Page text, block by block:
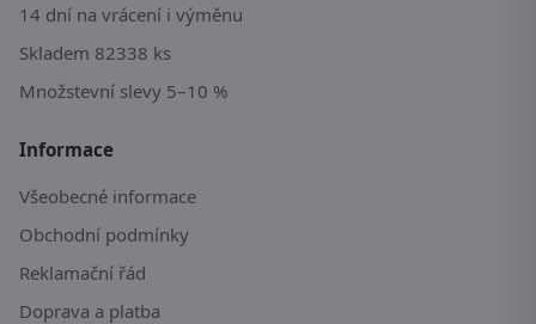
14 dní na vrácení i výměnu
Skladem 82338 ks
Množstevní slevy 5–10 %
Informace
Všeobecné informace
Obchodní podmínky
Reklamační řád
Doprava a platba